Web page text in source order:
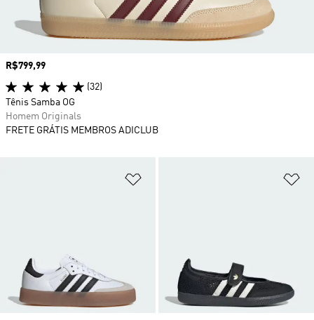
Preço
R$799,99
(32)
Tênis Samba OG
Homem Originals
FRETE GRÁTIS MEMBROS ADICLUB